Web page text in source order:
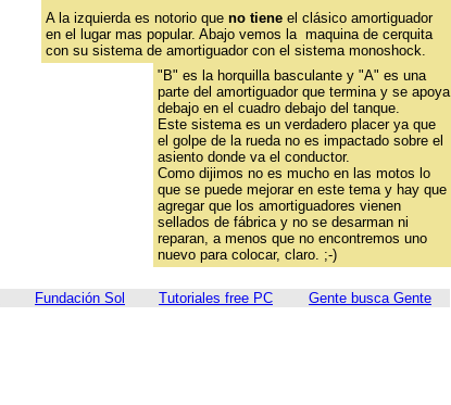
A la izquierda es notorio que no tiene el clásico amortiguador
en el lugar mas popular. Abajo vemos la maquina de cerquita
con su sistema de amortiguador con el sistema monoshock.
"B" es la horquilla basculante y "A" es una
parte del amortiguador que termina y se apoya
debajo en el cuadro debajo del tanque.
Este sistema es un verdadero placer ya que
el golpe de la rueda no es impactado sobre el
asiento donde va el conductor.
Como dijimos no es mucho en las motos lo
que se puede mejorar en este tema y hay que
agregar que los amortiguadores vienen
sellados de fábrica y no se desarman ni
reparan, a menos que no encontremos uno
nuevo para colocar, claro. ;-)
Fundación Sol Tutoriales free PC Gente busca Gente